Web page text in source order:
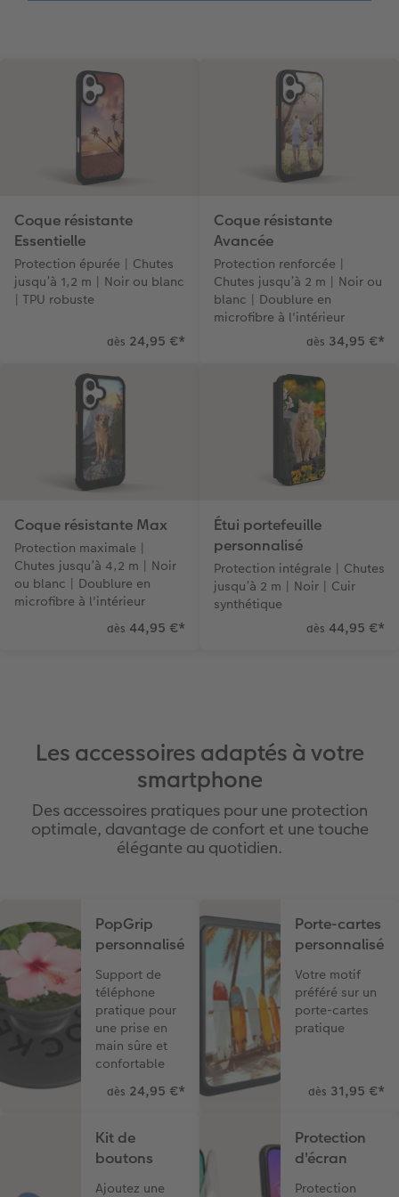
Coque résistante
Essentielle
Protection épurée | Chutes
jusqu’à 1,2 m | Noir ou blanc
| TPU robuste
dès 24,95 €*
Coque résistante
Avancée
Protection renforcée |
Chutes jusqu’à 2 m | Noir ou
blanc | Doublure en
microfibre à l'intérieur
dès 34,95 €*
Coque résistante Max
Protection maximale |
Chutes jusqu’à 4,2 m | Noir
ou blanc | Doublure en
microfibre à l'intérieur
dès 44,95 €*
Étui portefeuille
personnalisé
Protection intégrale | Chutes
jusqu’à 2 m | Noir | Cuir
synthétique
dès 44,95 €*
Les accessoires adaptés à votre
smartphone
Des accessoires pratiques pour une protection
optimale, davantage de confort et une touche
élégante au quotidien.
PopGrip
personnalisé
Support de
téléphone
pratique pour
une prise en
main sûre et
confortable
dès 24,95 €*
Porte-cartes
personnalisé
Votre motif
préféré sur un
porte-cartes
pratique
dès 31,95 €*
Kit de
boutons
Ajoutez une
Protection
d'écran
Protection